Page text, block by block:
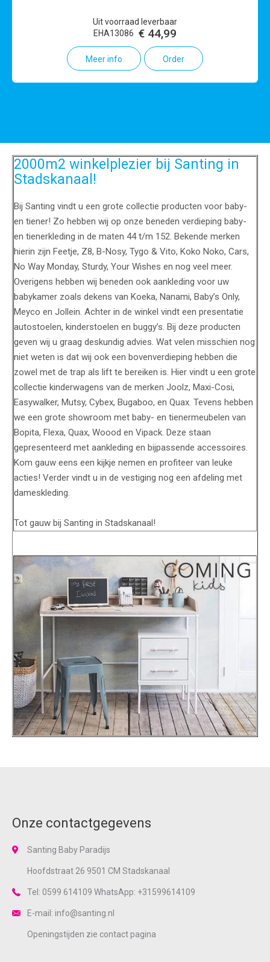
Uit voorraad leverbaar
EHA13086 € 44,99
Meer info Order
2000m2 winkelplezier bij Santing in
Stadskanaal!
Bij Santing vindt u een grote collectie producten voor baby-
en tiener! Zo hebben wij op onze beneden verdieping baby-
en tienerkleding in de maten 44 t/m 152. Bekende merken
hierin zijn Feetje, Z8, B-Nosy, Tygo & Vito, Koko Noko, Cars,
No Way Monday, Sturdy, Your Wishes en nog veel meer.
Overigens hebben wij beneden ook aankleding voor uw
babykamer zoals dekens van Koeka, Nanami, Baby’s Only,
Meyco en Jollein. Achter in de winkel vindt een presentatie
autostoelen, kinderstoelen en buggy’s. Bij deze producten
geven wij u graag deskundig advies. Wat velen misschien nog
niet weten is dat wij ook een bovenverdieping hebben die
zowel met de trap als lift te bereiken is. Hier vindt u een grote
collectie kinderwagens van de merken Joolz, Maxi-Cosi,
Easywalker, Mutsy, Cybex, Bugaboo, en Quax. Tevens hebben
we een grote showroom met baby- en tienermeubelen van
Bopita, Flexa, Quax, Woood en Vipack. Deze staan
gepresenteerd met aankleding en bijpassende accessoires.
Kom gauw eens een kijkje nemen en profiteer van leuke
acties! Verder vindt u in de vestiging nog een afdeling met
dameskleding.
Tot gauw bij Santing in Stadskanaal!
Onze contactgegevens
Santing Baby Paradijs
Hoofdstraat 26 9501 CM Stadskanaal
Tel: 0599 614109 WhatsApp: +31599614109
E-mail: info@santing.nl
Openingstijden zie contactpagina